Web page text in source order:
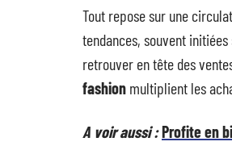
Tout repose sur une
tendances, souvent initiées
retrouver en tête des
fashion multiplient les
A voir aussi :Profite en